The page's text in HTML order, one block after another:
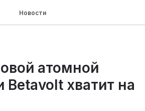
Новости
атомной
Betavolt хватит на